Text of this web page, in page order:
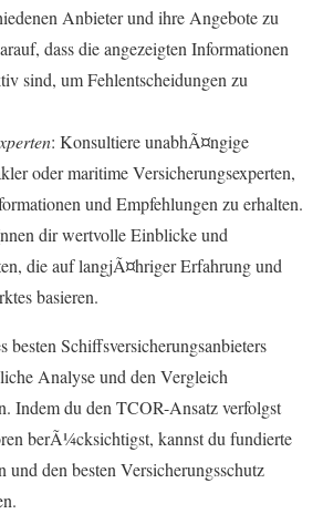
Anbieter und ihre Angebote zu
dass die angezeigten Informationen
sind, um Fehlentscheidungen zu
: Konsultiere unabhÃ¤ngige
oder maritime Versicherungsexperten,
und Empfehlungen zu erhalten.
dir wertvolle Einblicke und
die auf langjÃ¤hriger Erfahrung und
basieren.
besten Schiffsversicherungsanbieters
Analyse und den Vergleich
Indem du den TCOR-Ansatz verfolgst
berÃ¼cksichtigst, kannst du fundierte
und den besten Versicherungsschutz